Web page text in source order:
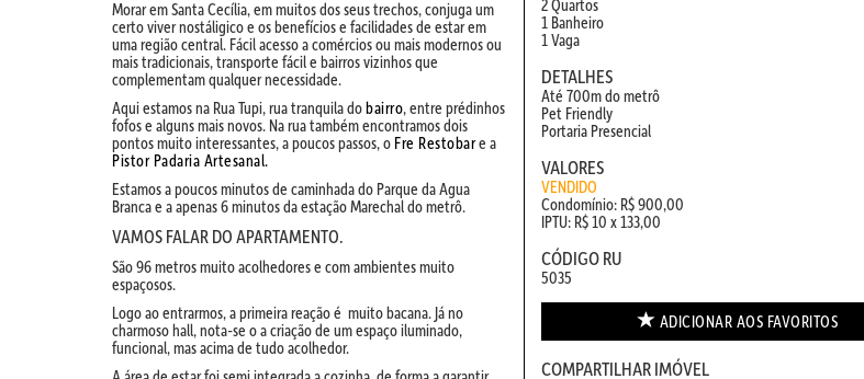
Morar em Santa Cecília, em muitos dos seus trechos, conjuga um
certo viver nostáligico e os benefícios e facilidades de estar em
uma região central. Fácil acesso a comércios ou mais modernos ou
mais tradicionais, transporte fácil e bairros vizinhos que
complementam qualquer necessidade.
Aqui estamos na Rua Tupi, rua tranquila dobairro, entre prédinhos
fofos e alguns mais novos. Na rua também encontramos dois
pontos muito interessantes, a poucos passos, o Fre Restobare a
Pistor Padaria Artesanal.
Estamos a poucos minutos de caminhada do Parque da Agua
Branca e a apenas 6 minutos da estação Marechal do metrô.
VAMOS FALAR DO APARTAMENTO.
São 96 metros muito acolhedores e com ambientes muito
espaçosos.
Logo ao entrarmos, a primeira reação é muito bacana. Já no
charmoso hall, nota-se o a criação de um espaço iluminado,
funcional, mas acima de tudo acolhedor.
2 Quartos
1 Banheiro
1 Vaga
DETALHES
Até 700m do metrô
Pet Friendly
Portaria Presencial
VALORES
VENDIDO
Condomínio: R$ 900,00
IPTU: R$ 10 x 133,00
CÓDIGO RU
5035
ADICIONAR AOS FAVORITOS
COMPARTILHAR IMÓVEL